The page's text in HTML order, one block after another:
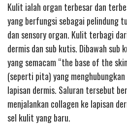
Kulit ialah organ terbesar dan
yang berfungsi sebagai pelindung
dan sensory organ. Kulit terbagi
dermis dan sub kutis. Dibawah sub
yang semacam “the base of the
(seperti pita) yang
lapisan dermis. Saluran tersebut
menjalankan collagen ke lapisan
sel kulit yang baru.